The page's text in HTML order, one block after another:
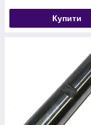
Купити